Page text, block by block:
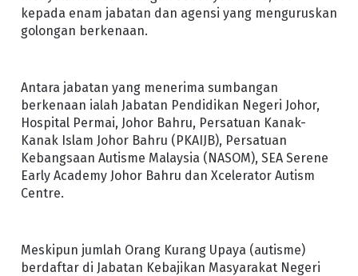
kepada enam jabatan dan agensi yang menguruskan
golongan berkenaan.
Antara jabatan yang menerima sumbangan
berkenaan ialah Jabatan Pendidikan Negeri Johor,
Hospital Permai, Johor Bahru, Persatuan Kanak-
Kanak Islam Johor Bahru (PKAIJB), Persatuan
Kebangsaan Autisme Malaysia (NASOM), SEA Serene
Early Academy Johor Bahru dan Xcelerator Autism
Centre.
Meskipun jumlah Orang Kurang Upaya (autisme)
berdaftar di Jabatan Kebajikan Masyarakat Negeri